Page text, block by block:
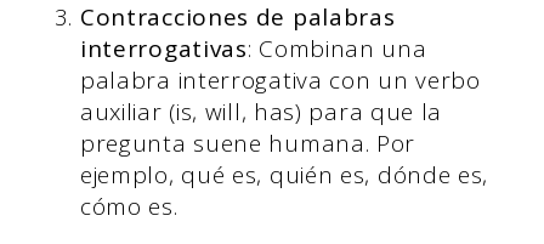
Contracciones de palabras
interrogativas: Combinan una
palabra interrogativa con un verbo
auxiliar (is, will, has) para que la
pregunta suene humana. Por
ejemplo, qué es, quién es, dónde es,
cómo es.